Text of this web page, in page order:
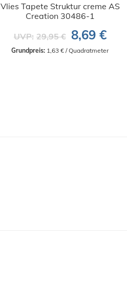
Vlies Tapete Struktur creme AS
Creation 30486-1
UVP: 29,95 € 8,69 €
Grundpreis: 1,63 € / Quadratmeter